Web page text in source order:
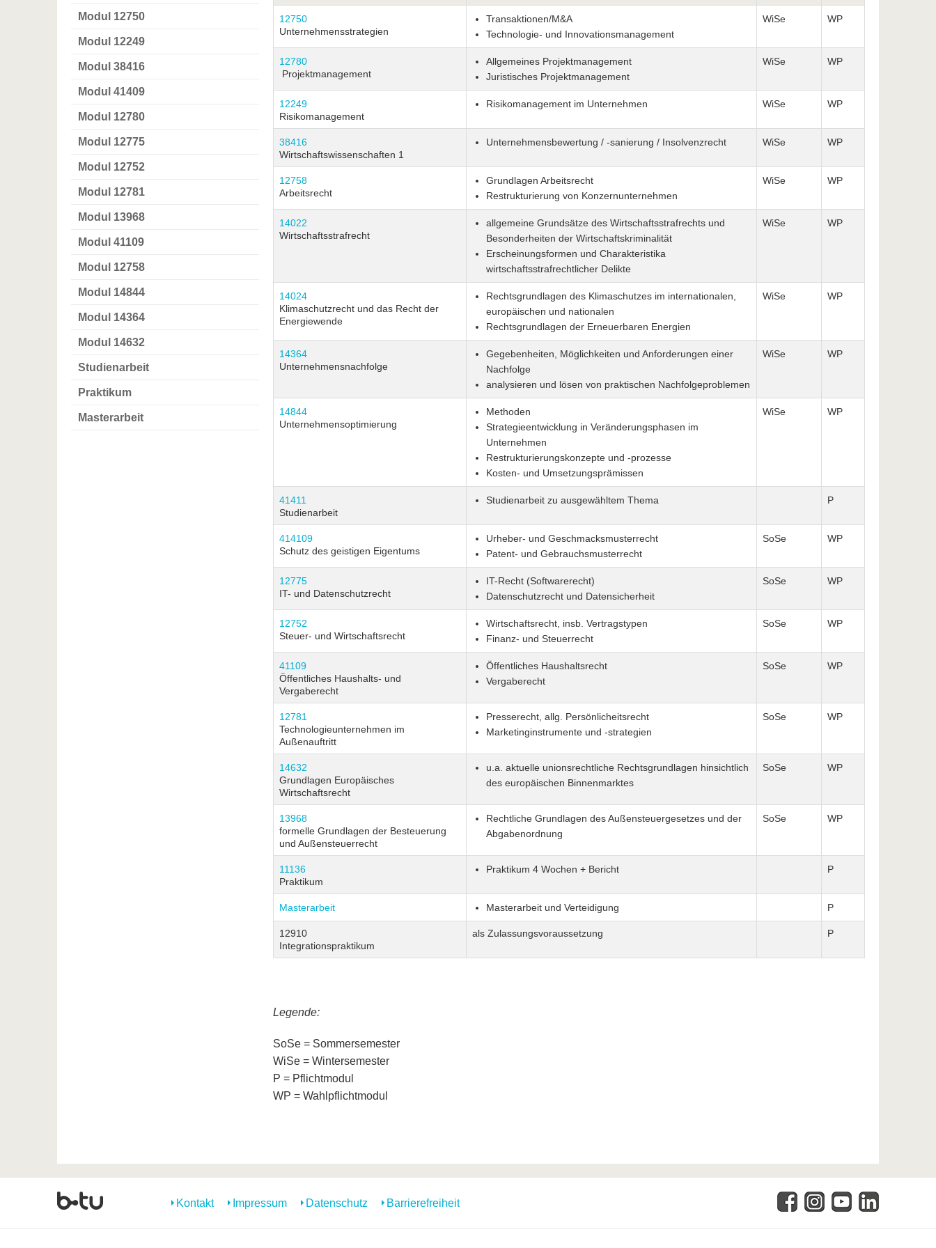
Modul 12750
Modul 12249
Modul 38416
Modul 41409
Modul 12780
Modul 12775
Modul 12752
Modul 12781
Modul 13968
Modul 41109
Modul 12758
Modul 14844
Modul 14364
Modul 14632
Studienarbeit
Praktikum
Masterarbeit
12750
Unternehmensstrategien
Transaktionen/M&A
Technologie- und Innovationsmanagement
WiSe WP
12780
Projektmanagement
Allgemeines Projektmanagement
Juristisches Projektmanagement
WiSe WP
12249
Risikomanagement
Risikomanagement im Unternehmen WiSe WP
38416
Wirtschaftswissenschaften 1
Unternehmensbewertung / -sanierung / Insolvenzrecht WiSe WP
12758
Arbeitsrecht
Grundlagen Arbeitsrecht
Restrukturierung von Konzernunternehmen
WiSe WP
14022
Wirtschaftsstrafrecht
allgemeine Grundsätze des Wirtschaftsstrafrechts und
Besonderheiten der Wirtschaftskriminalität
Erscheinungsformen und Charakteristika
wirtschaftsstrafrechtlicher Delikte
WiSe WP
14024
Klimaschutzrecht und das Recht der
Energiewende
Rechtsgrundlagen des Klimaschutzes im internationalen,
europäischen und nationalen
Rechtsgrundlagen der Erneuerbaren Energien
WiSe WP
14364
Unternehmensnachfolge
Gegebenheiten, Möglichkeiten und Anforderungen einer
Nachfolge
analysieren und lösen von praktischen Nachfolgeproblemen
WiSe WP
14844
Unternehmensoptimierung
Methoden
Strategieentwicklung in Veränderungsphasen im
Unternehmen
Restrukturierungskonzepte und -prozesse
Kosten- und Umsetzungsprämissen
WiSe WP
41411
Studienarbeit
Studienarbeit zu ausgewähltem Thema P
414109
Schutz des geistigen Eigentums
Urheber- und Geschmacksmusterrecht
Patent- und Gebrauchsmusterrecht
SoSe WP
12775
IT- und Datenschutzrecht
IT-Recht (Softwarerecht)
Datenschutzrecht und Datensicherheit
SoSe WP
12752
Steuer- und Wirtschaftsrecht
Wirtschaftsrecht, insb. Vertragstypen
Finanz- und Steuerrecht
SoSe WP
41109
Öffentliches Haushalts- und
Vergaberecht
Öffentliches Haushaltsrecht
Vergaberecht
SoSe WP
12781
Technologieunternehmen im
Außenauftritt
Presserecht, allg. Persönlicheitsrecht
Marketinginstrumente und -strategien
SoSe WP
14632
Grundlagen Europäisches
Wirtschaftsrecht
u.a. aktuelle unionsrechtliche Rechtsgrundlagen hinsichtlich
des europäischen Binnenmarktes
SoSe WP
13968
formelle Grundlagen der Besteuerung
und Außensteuerrecht
Rechtliche Grundlagen des Außensteuergesetzes und der
Abgabenordnung
SoSe WP
11136
Praktikum
Praktikum 4 Wochen + Bericht P
Masterarbeit Masterarbeit und Verteidigung P
12910
Integrationspraktikum
als Zulassungsvoraussetzung P
Legende:
SoSe = Sommersemester
WiSe = Wintersemester
P = Pflichtmodul
WP = Wahlpflichtmodul
Kontakt Impressum Datenschutz Barrierefreiheit